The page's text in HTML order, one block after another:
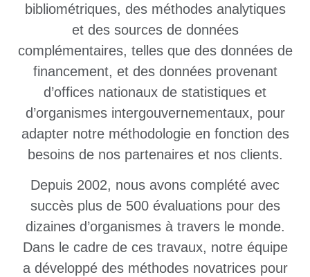
bibliométriques, des méthodes analytiques
et des sources de données
complémentaires, telles que des données de
financement, et des données provenant
d’offices nationaux de statistiques et
d’organismes intergouvernementaux, pour
adapter notre méthodologie en fonction des
besoins de nos partenaires et nos clients.
Depuis 2002, nous avons complété avec
succès plus de 500 évaluations pour des
dizaines d’organismes à travers le monde.
Dans le cadre de ces travaux, notre équipe
a développé des méthodes novatrices pour